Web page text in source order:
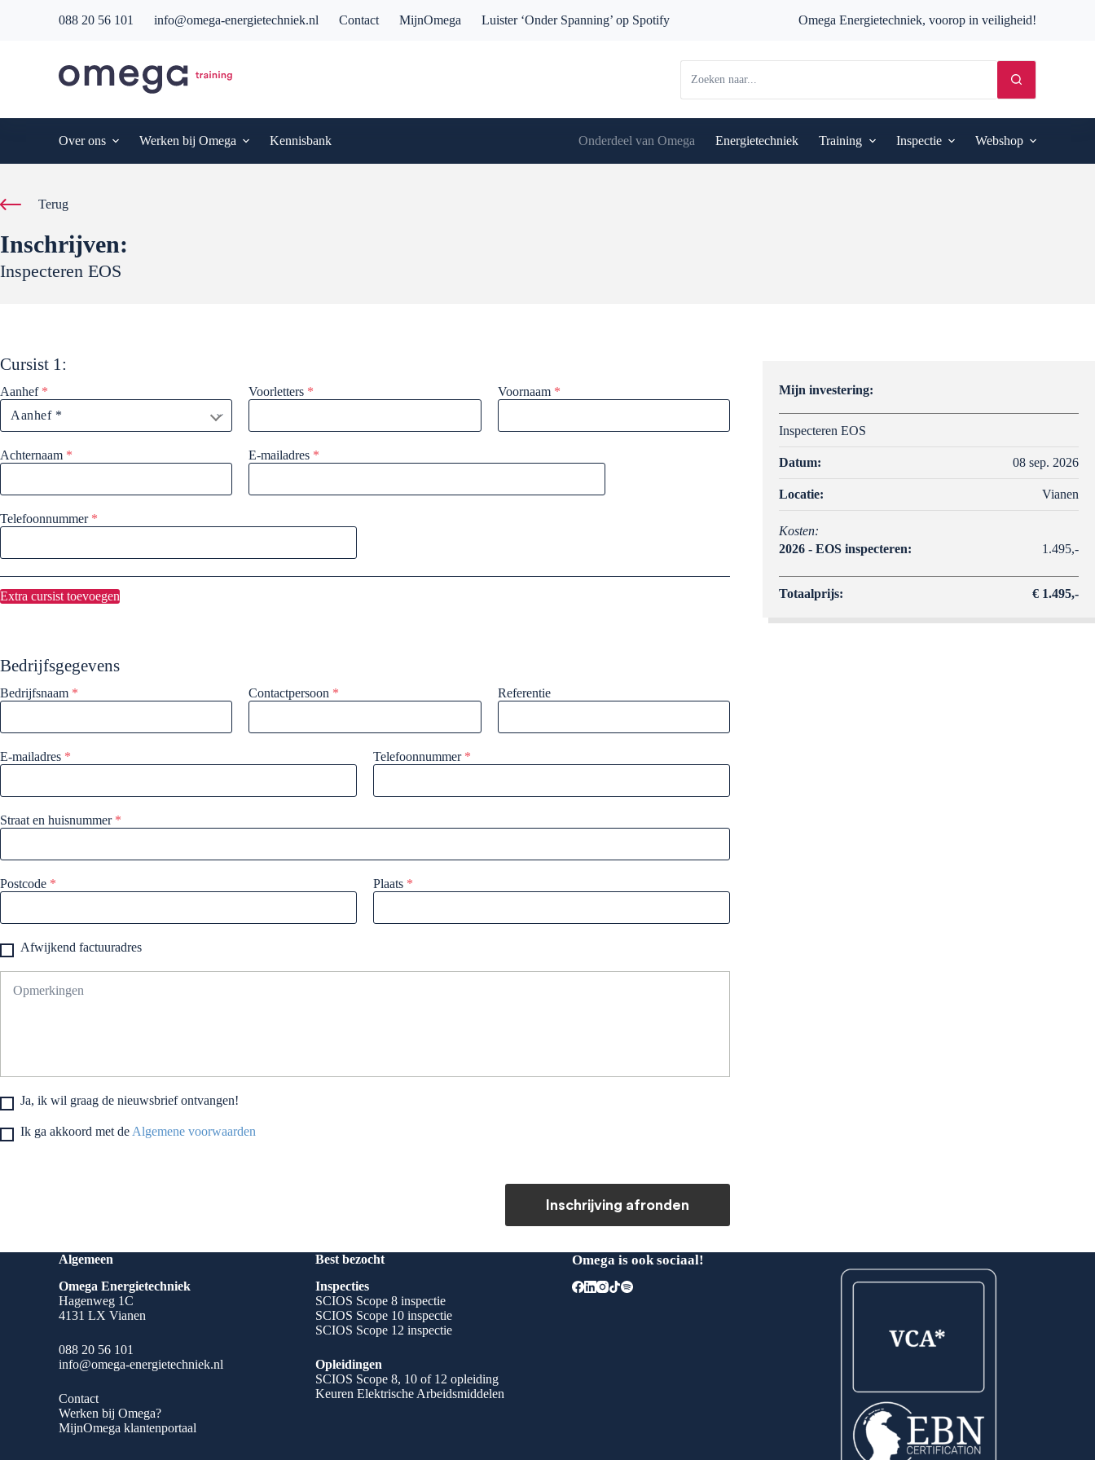
e
h
d
088 20 56 101 info@omega-energietechniek.nl Contact MijnOmega Luister ‘Onder Spanning’ op Spotify Omega Energietechniek, voorop in veiligheid!
Over ons Werken bij Omega Kennisbank Onderdeel van Omega Energietechniek Training Inspectie Webshop
Terug
Inschrijven:
Inspecteren EOS
Cursist 1:
Aanhef * Voorletters * Voornaam *
Achternaam * E-mailadres *
Telefoonnummer *
Extra cursist toevoegen
Bedrijfsgegevens
Bedrijfsnaam * Contactpersoon * Referentie
E-mailadres * Telefoonnummer *
Straat en huisnummer *
Postcode * Plaats *
Afwijkend factuuradres
Ja, ik wil graag de nieuwsbrief ontvangen!
Ik ga akkoord met de Algemene voorwaarden
Inschrijving afronden
Mijn investering:
Inspecteren EOS
Datum: 08 sep. 2026
Locatie: Vianen
Kosten:
2026 - EOS inspecteren:
1.495,-
Totaalprijs: € 1.495,-
Algemeen
Omega Energietechniek
Hagenweg 1C
4131 LX Vianen
088 20 56 101
info@omega-energietechniek.nl
Contact
Werken bij Omega?
MijnOmega klantenportaal
Best bezocht
Inspecties
SCIOS Scope 8 inspectie
SCIOS Scope 10 inspectie
SCIOS Scope 12 inspectie
Opleidingen
SCIOS Scope 8, 10 of 12 opleiding
Keuren Elektrische Arbeidsmiddelen
Omega is ook sociaal!